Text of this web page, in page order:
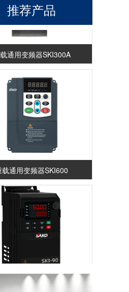
推荐产品
重载通用变频器SKI-90